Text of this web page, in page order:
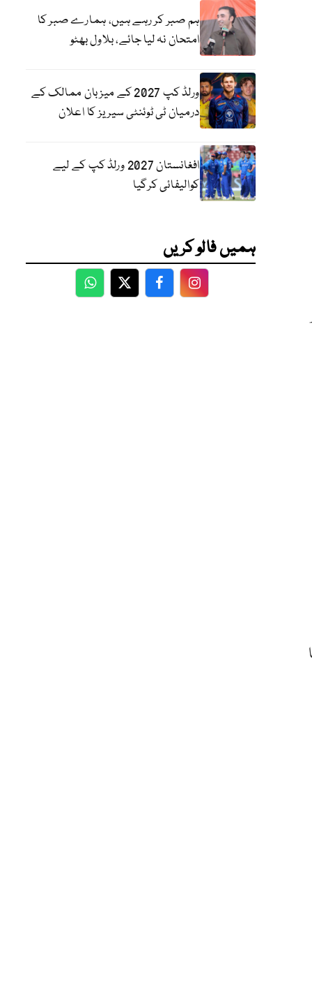
ہم صبر کر رہے ہیں، ہمارے صبر کا
امتحان نہ لیا جائے، بلاول بھٹو
ورلڈ کپ 2027 کے میزبان ممالک کے
درمیان ٹی ٹوئنٹی سیریز کا اعلان
افغانستان 2027 ورلڈ کپ کے لیے
کوالیفائی کرگیا
ہمیں فالو کریں
WhatsApp
TwitterFacebookFacebook